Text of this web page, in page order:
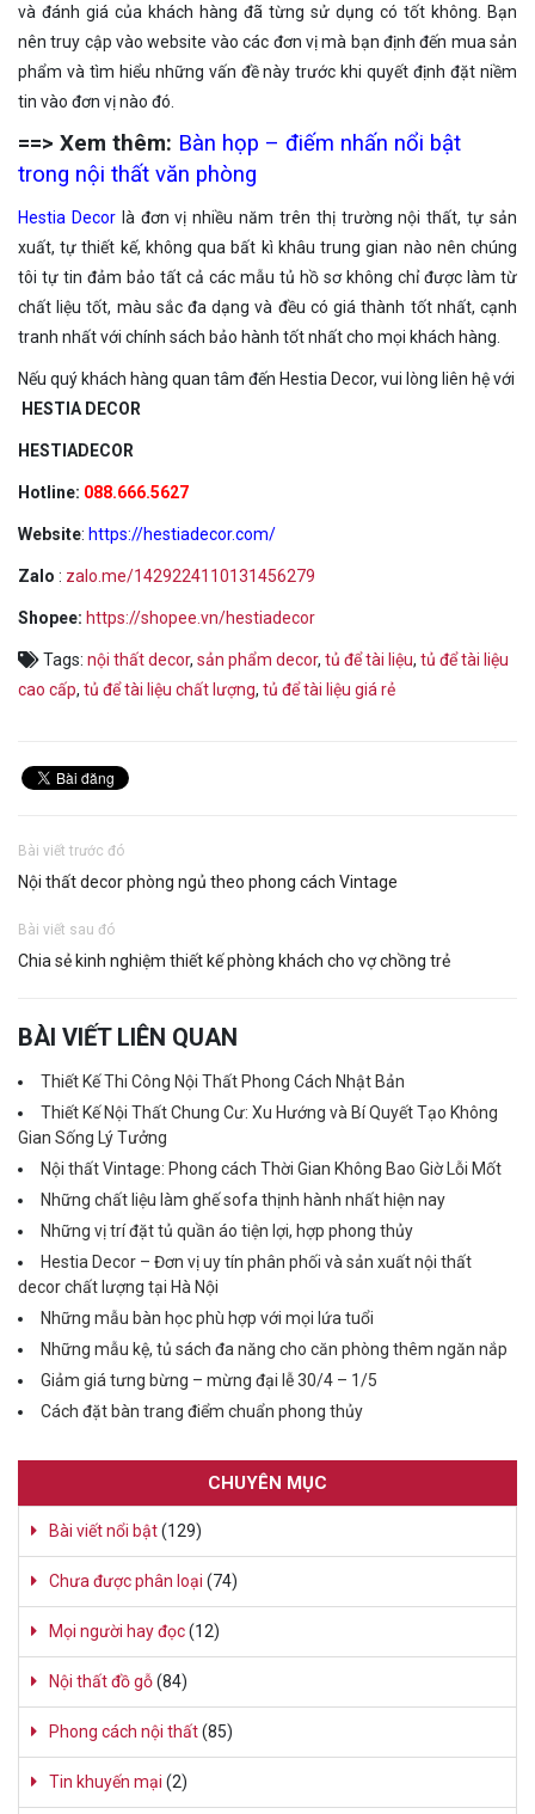
và đánh giá của khách hàng đã từng sử dụng có tốt không. Bạn
nên truy cập vào website vào các đơn vị mà bạn định đến mua sản
phẩm và tìm hiểu những vấn đề này trước khi quyết định đặt niềm
tin vào đơn vị nào đó.
==> Xem thêm: Bàn họp – điếm nhấn nổi bật
trong nội thất văn phòng
Hestia Decor là đơn vị nhiều năm trên thị trường nội thất, tự sản
xuất, tự thiết kế, không qua bất kì khâu trung gian nào nên chúng
tôi tự tin đảm bảo tất cả các mẫu tủ hồ sơ không chỉ được làm từ
chất liệu tốt, màu sắc đa dạng và đều có giá thành tốt nhất, cạnh
tranh nhất với chính sách bảo hành tốt nhất cho mọi khách hàng.
Nếu quý khách hàng quan tâm đến Hestia Decor, vui lòng liên hệ với
HESTIA DECOR
HESTIADECOR
Hotline: 088.666.5627
Website: https://hestiadecor.com/
Zalo : zalo.me/1429224110131456279
Shopee: https://shopee.vn/hestiadecor
Tags: nội thất decor, sản phẩm decor, tủ để tài liệu, tủ để tài liệu
cao cấp, tủ để tài liệu chất lượng, tủ để tài liệu giá rẻ
Bài viết trước đó
Nội thất decor phòng ngủ theo phong cách Vintage
Bài viết sau đó
Chia sẻ kinh nghiệm thiết kế phòng khách cho vợ chồng trẻ
BÀI VIẾT LIÊN QUAN
Thiết Kế Thi Công Nội Thất Phong Cách Nhật Bản
Thiết Kế Nội Thất Chung Cư: Xu Hướng và Bí Quyết Tạo Không
Gian Sống Lý Tưởng
Nội thất Vintage: Phong cách Thời Gian Không Bao Giờ Lỗi Mốt
Những chất liệu làm ghế sofa thịnh hành nhất hiện nay
Những vị trí đặt tủ quần áo tiện lợi, hợp phong thủy
Hestia Decor – Đơn vị uy tín phân phối và sản xuất nội thất
decor chất lượng tại Hà Nội
Những mẫu bàn học phù hợp với mọi lứa tuổi
Những mẫu kệ, tủ sách đa năng cho căn phòng thêm ngăn nắp
Giảm giá tưng bừng – mừng đại lễ 30/4 – 1/5
Cách đặt bàn trang điểm chuẩn phong thủy
CHUYÊN MỤC
Bài viết nổi bật(129)
Chưa được phân loại (74)
Mọi người hay đọc(12)
Nội thất đồ gỗ(84)
Phong cách nội thất(85)
Tin khuyến mại (2)